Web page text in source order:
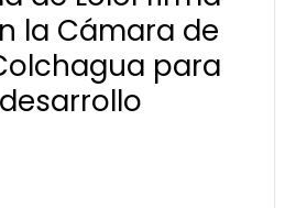
la Cámara de
para